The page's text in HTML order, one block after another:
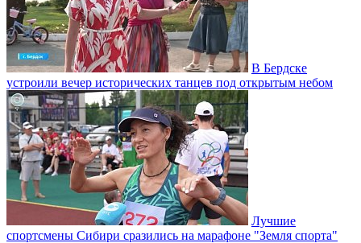
В Бердске
устроили вечер исторических танцев под открытым небом
Лучшие
спортсмены Сибири сразились на марафоне "Земля спорта"